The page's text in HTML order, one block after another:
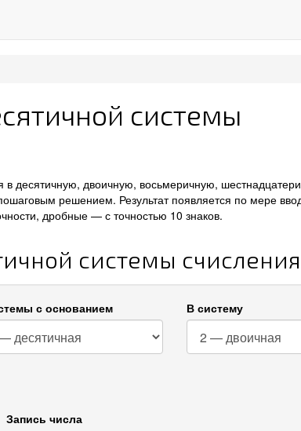
системы
в десятичную, двоичную, восьмеричную,
решением. Результат появляется по мере
дробные — с точностью 10 знаков.
системы счисления
с основанием В систему
Запись числа